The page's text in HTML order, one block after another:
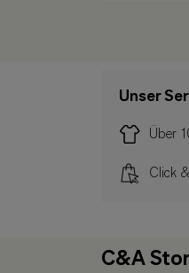
Unser
Über
Click
C&A